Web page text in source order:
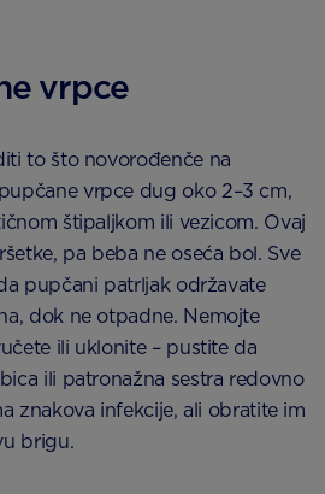
vrpce
to što novorođenče na
vrpce dug oko 2–3 cm,
štipaljkom ili vezicom. Ovaj
pa beba ne oseća bol. Sve
pupčani patrljak održavate
dok ne otpadne. Nemojte
ili uklonite – pustite da
ili patronažna sestra redovno
znakova infekcije, ali obratite im
brigu.